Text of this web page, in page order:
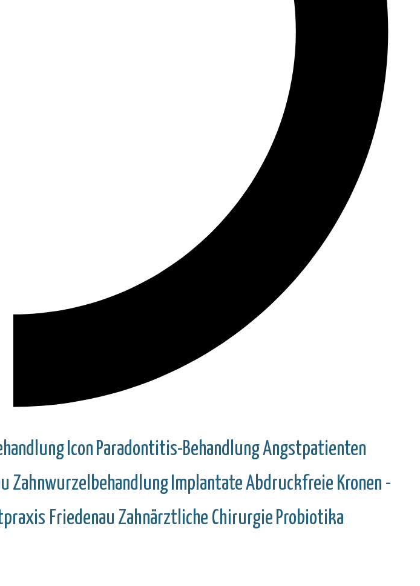
Icon Paradontitis-BehandlungAngstpatienten
Zahnwurzelbehandlung ImplantateAbdruckfreie Kronen -
Friedenau Zahnärztliche Chirurgie Probiotika